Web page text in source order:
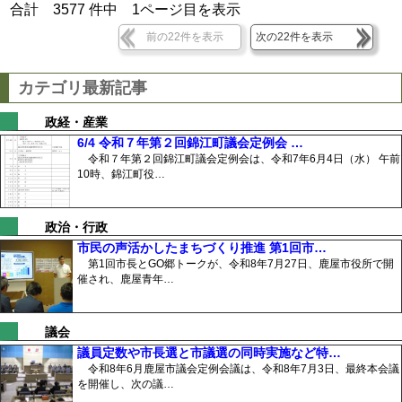
合計3577 件中 1ページ目を表示
前の22件を表示 次の22件を表示
カテゴリ最新記事
政経・産業
6/4 令和７年第２回錦江町議会定例会 …
令和７年第２回錦江町議会定例会は、令和7年6月4日（水） 午前
10時、錦江町役…
政治・行政
市民の声活かしたまちづくり推進 第1回市…
第1回市長とGO郷トークが、令和8年7月27日、鹿屋市役所で開
催され、鹿屋青年…
議会
議員定数や市長選と市議選の同時実施など特…
令和8年6月鹿屋市議会定例会議は、令和8年7月3日、最終本会議
を開催し、次の議…